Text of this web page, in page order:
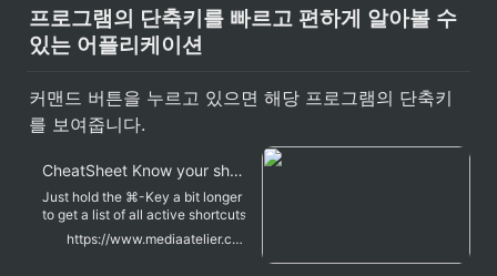
프로그램의 단축키를 빠르고 편하게 알아볼 수
있는 어플리케이션
커맨드 버튼을 누르고 있으면 해당 프로그램의 단축키
를 보여줍니다.
CheatSheet Know your shortcuts
Just hold the ⌘-Key a bit longer
to get a list of all active shortcuts
of the current application. It's as
simple as that. CheatSheet
https://www.mediaatelier.com/CheatSheet/